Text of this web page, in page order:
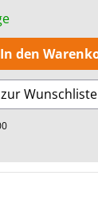
zur Wunschliste